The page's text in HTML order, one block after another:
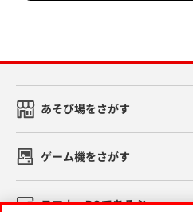
あそび場をさがす
ゲーム機をさがす
スマホ・PCであそぶ